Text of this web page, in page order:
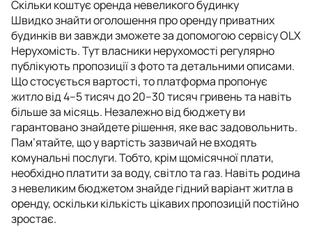
Скільки коштує оренда невеликого будинку
Швидко знайти оголошення про оренду приватних
будинків ви завжди зможете за допомогою сервісу OLX
Нерухомість. Тут власники нерухомості регулярно
публікують пропозиції з фото та детальними описами.
Що стосується вартості, то платформа пропонує
житло від 4–5 тисяч до 20–30 тисяч гривень та навіть
більше за місяць. Незалежно від бюджету ви
гарантовано знайдете рішення, яке вас задовольнить.
Пам’ятайте, що у вартість зазвичай не входять
комунальні послуги. Тобто, крім щомісячної плати,
необхідно платити за воду, світло та газ. Навіть родина
з невеликим бюджетом знайде гідний варіант житла в
оренду, оскільки кількість цікавих пропозицій постійно
зростає.